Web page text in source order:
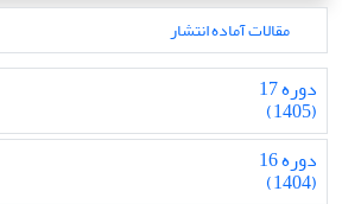
مقالات آماده انتشار
دوره 17
(1405)
دوره 16
(1404)